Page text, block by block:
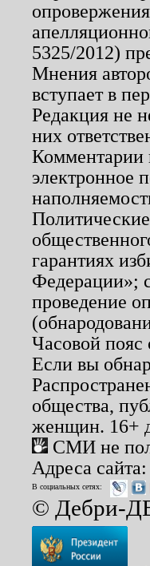
5325/2012)
Мнения
вступает в
Редакция не
них
Комментарии
электронное
гарантиях
Федерации»;
проведение
Часовой
Если вы
общества,
женщин. 16+
СМИ не
Адреса сайта:
В социальных сетях:
© Дебри-